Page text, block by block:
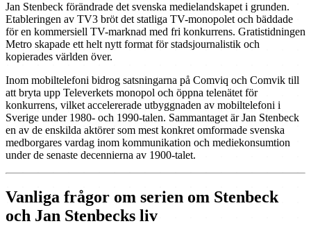
Jan Stenbeck förändrade det svenska medielandskapet i grunden.
Etableringen av TV3 bröt det statliga TV-monopolet och bäddade
för en kommersiell TV-marknad med fri konkurrens. Gratistidningen
Metro skapade ett helt nytt format för stadsjournalistik och
kopierades världen över.
Inom mobiltelefoni bidrog satsningarna på Comviq och Comvik till
att bryta upp Televerkets monopol och öppna telenätet för
konkurrens, vilket accelererade utbyggnaden av mobiltelefoni i
Sverige under 1980- och 1990-talen. Sammantaget är Jan Stenbeck
en av de enskilda aktörer som mest konkret omformade svenska
medborgares vardag inom kommunikation och mediekonsumtion
under de senaste decennierna av 1900-talet.
Vanliga frågor om serien om Stenbeck
och Jan Stenbecks liv